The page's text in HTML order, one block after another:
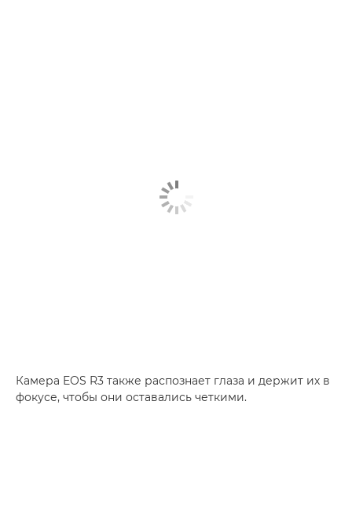
Камера EOS R3 также распознает глаза и держит их в
фокусе, чтобы они оставались четкими.